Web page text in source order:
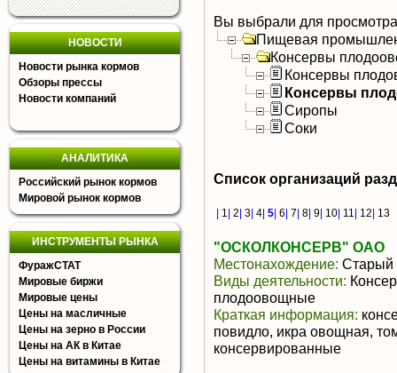
НОВОСТИ
Новости рынка кормов
Обзоры прессы
Новости компаний
АНАЛИТИКА
Российский рынок кормов
Мировой рынок кормов
ИНСТРУМЕНТЫ РЫНКА
ФуражСТАТ
Мировые биржи
Мировые цены
Цены на масличные
Цены на зерно в России
Цены на АК в Китае
Цены на витамины в Китае
Вы выбрали для
Пищевая
Консервы
Консервы
Консервы
Сиропы
Соки
Список организаций
1 2 3 4 5 6 7 8 9 10 11 12 13
"ОСКОЛКОНСЕРВ" ОАО
Местонахождение: Старый
Виды деятельности:
плодоовощные
Краткая информация:
повидло, икра овощная,
консервированные